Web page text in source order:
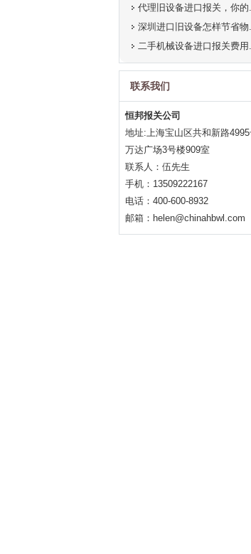
代理旧设备进口报关，你的
深圳进口旧设备怎样节省物
二手机械设备进口报关费用
联系我们
恒邦报关公司
地址:上海宝山区共和新路
万达广场3号楼909室
联系人：伍先生
手机：13509222167
电话：400-600-8932
邮箱：helen@chinahbwl.com